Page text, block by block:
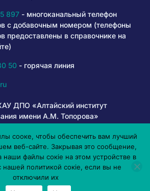
897- многоканальный телефон
с добавочным номером (телефоны
предоставлены в справочнике на
50- горячая линия
ДПО «Алтайский институт
имени А.М. Топорова»
6+
сооке, чтобы обеспечить вам лучший
веб-сайте. Закрывая это сообщение,
наши файлы сокіе на этом устройстве в
нашей политикой сокіе, если вы не
отключили их